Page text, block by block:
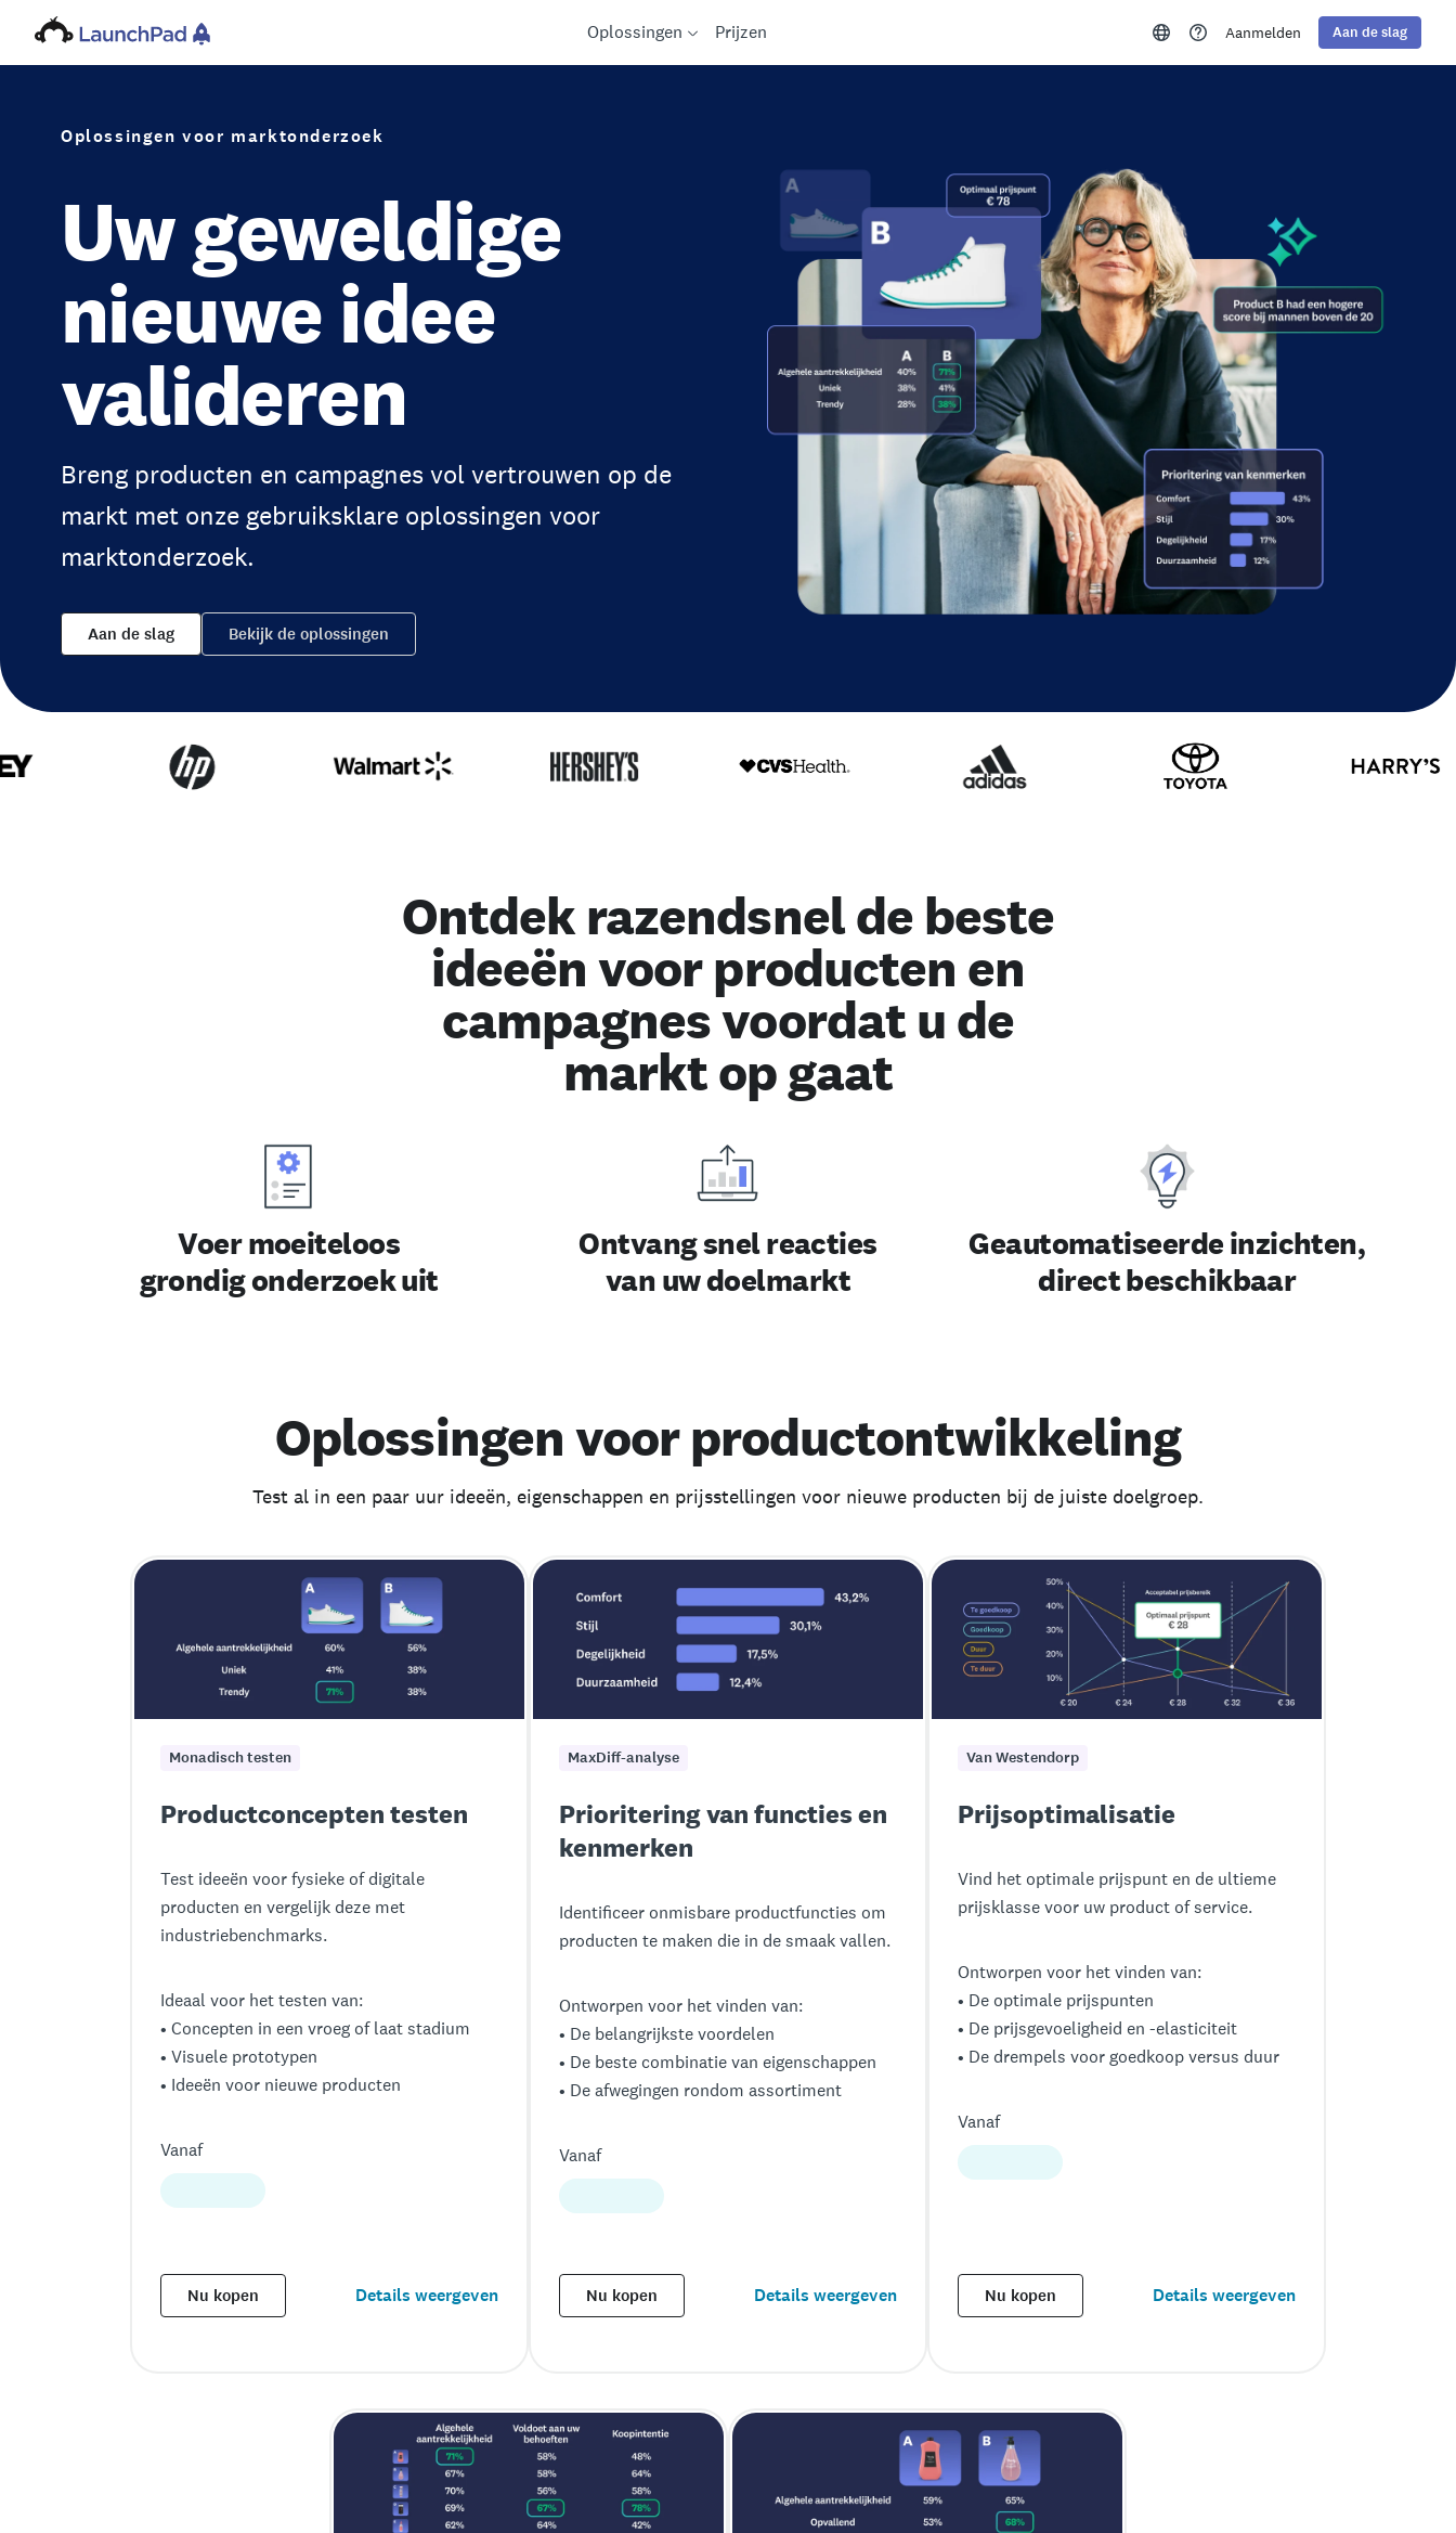
Oplossingen Prijzen Aanmelden Aan de slag
Oplossingen voor marktonderzoek
Uw geweldige
nieuwe idee
valideren
Breng producten en campagnes vol vertrouwen op de
markt met onze gebruiksklare oplossingen voor
marktonderzoek.
Aan de slag Bekijk de oplossingen
Ontdek razendsnel de beste
ideeën voor producten en
campagnes voordat u de
markt op gaat
Voer moeiteloos
grondig onderzoek uit
Ontvang snel reacties
van uw doelmarkt
Geautomatiseerde inzichten,
direct beschikbaar
Oplossingen voor productontwikkeling
Test al in een paar uur ideeën, eigenschappen en prijsstellingen voor nieuwe producten bij de juiste doelgroep.
Monadisch testen
Productconcepten testen
Test ideeën voor fysieke of digitale
producten en vergelijk deze met
industriebenchmarks.
Ideaal voor het testen van:
• Concepten in een vroeg of laat stadium
• Visuele prototypen
• Ideeën voor nieuwe producten
Vanaf
Nu kopen Details weergeven
MaxDiff-analyse
Prioritering van functies en
kenmerken
Identificeer onmisbare productfuncties om
producten te maken die in de smaak vallen.
Ontworpen voor het vinden van:
• De belangrijkste voordelen
• De beste combinatie van eigenschappen
• De afwegingen rondom assortiment
Vanaf
Nu kopen Details weergeven
Van Westendorp
Prijsoptimalisatie
Vind het optimale prijspunt en de ultieme
prijsklasse voor uw product of service.
Ontworpen voor het vinden van:
• De optimale prijspunten
• De prijsgevoeligheid en -elasticiteit
• De drempels voor goedkoop versus duur
Vanaf
Nu kopen Details weergeven